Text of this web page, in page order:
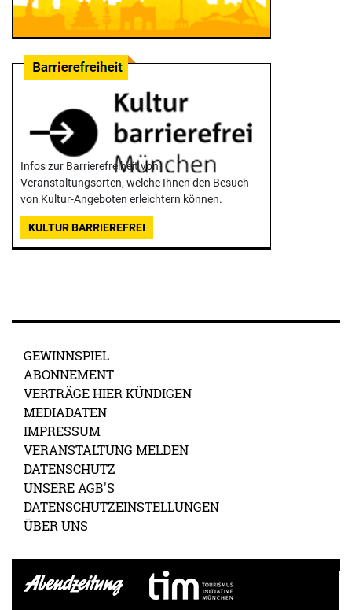
Infos zur Barrierefreiheit von
Veranstaltungsorten, welche Ihnen den Besuch
von Kultur-Angeboten erleichtern können.
KULTUR BARRIEREFREI
GEWINNSPIEL
ABONNEMENT
VERTRÄGE HIER KÜNDIGEN
MEDIADATEN
IMPRESSUM
VERANSTALTUNG MELDEN
DATENSCHUTZ
UNSERE AGB'S
DATENSCHUTZEINSTELLUNGEN
ÜBER UNS